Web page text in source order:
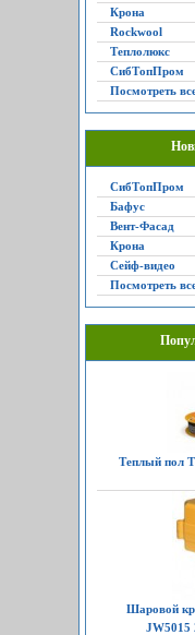
Крона
Rockwool
Теплолюкс
СибТопПром
Посмотреть
СибТопПром
Бафус
Вент-Фасад
Крона
Сейф-видео
Посмотреть
Теплый пол
Шаровой
JW5015